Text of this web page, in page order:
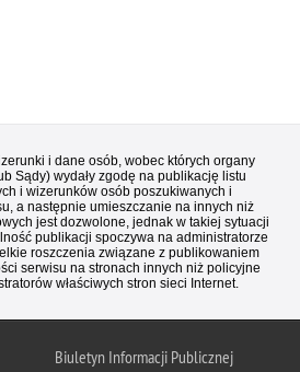
i dane osób, wobec których organy
Sądy) wydały zgodę na publikację listu
i wizerunków osób poszukiwanych i
a następnie umieszczanie na innych niż
jest dozwolone, jednak w takiej sytuacji
publikacji spoczywa na administratorze
roszczenia związane z publikowaniem
serwisu na stronach innych niż policyjne
właściwych stron sieci Internet.
Biuletyn Informacji Publicznej